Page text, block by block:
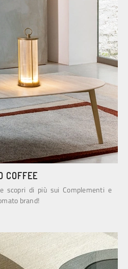
COFFEE
scopri di più sui Complementi e
brand!